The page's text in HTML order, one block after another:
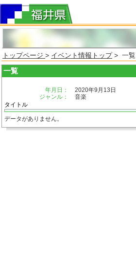
トップページ > イベント情報トップ> 一覧
一覧
年月日：
2020年9月13日
ジャンル：
音楽
タイトル
データがありません。